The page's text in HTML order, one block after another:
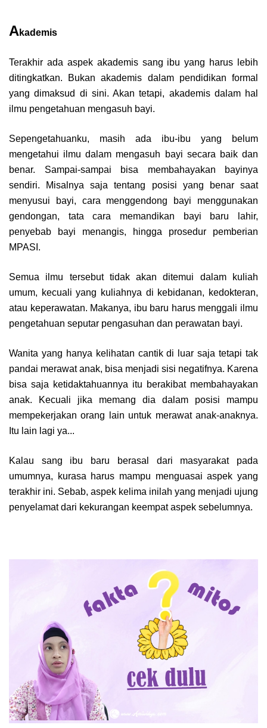
Akademis
Terakhir ada aspek akademis sang ibu yang harus lebih
ditingkatkan. Bukan akademis dalam pendidikan formal
yang dimaksud di sini. Akan tetapi, akademis dalam hal
ilmu pengetahuan mengasuh bayi.
Sepengetahuanku, masih ada ibu-ibu yang belum
mengetahui ilmu dalam mengasuh bayi secara baik dan
benar. Sampai-sampai bisa membahayakan bayinya
sendiri. Misalnya saja tentang posisi yang benar saat
menyusui bayi, cara menggendong bayi menggunakan
gendongan, tata cara memandikan bayi baru lahir,
penyebab bayi menangis, hingga prosedur pemberian
MPASI.
Semua ilmu tersebut tidak akan ditemui dalam kuliah
umum, kecuali yang kuliahnya di kebidanan, kedokteran,
atau keperawatan. Makanya, ibu baru harus menggali ilmu
pengetahuan seputar pengasuhan dan perawatan bayi.
Wanita yang hanya kelihatan cantik di luar saja tetapi tak
pandai merawat anak, bisa menjadi sisi negatifnya. Karena
bisa saja ketidaktahuannya itu berakibat membahayakan
anak. Kecuali jika memang dia dalam posisi mampu
mempekerjakan orang lain untuk merawat anak-anaknya.
Itu lain lagi ya...
Kalau sang ibu baru berasal dari masyarakat pada
umumnya, kurasa harus mampu menguasai aspek yang
terakhir ini. Sebab, aspek kelima inilah yang menjadi ujung
penyelamat dari kekurangan keempat aspek sebelumnya.